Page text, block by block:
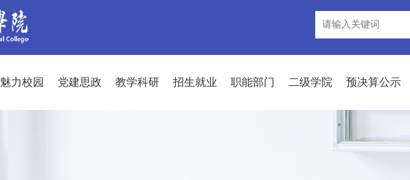
魅力校园 党建思政 教学科研 招生就业 职能部门 二级学院 预决算公示